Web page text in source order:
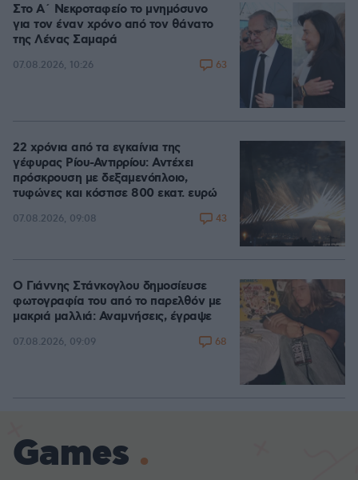
Στο Α΄ Νεκροταφείο το μνημόσυνο
για τον έναν χρόνο από τον θάνατο
της Λένας Σαμαρά
07.08.2026, 10:26 63
22 χρόνια από τα εγκαίνια της
γέφυρας Ρίου-Αντιρρίου: Αντέχει
πρόσκρουση με δεξαμενόπλοιο,
τυφώνες και κόστισε 800 εκατ. ευρώ
07.08.2026, 09:08 43
Ο Γιάννης Στάνκογλου δημοσίευσε
φωτογραφία του από το παρελθόν με
μακριά μαλλιά: Αναμνήσεις, έγραψε
07.08.2026, 09:09 68
Games